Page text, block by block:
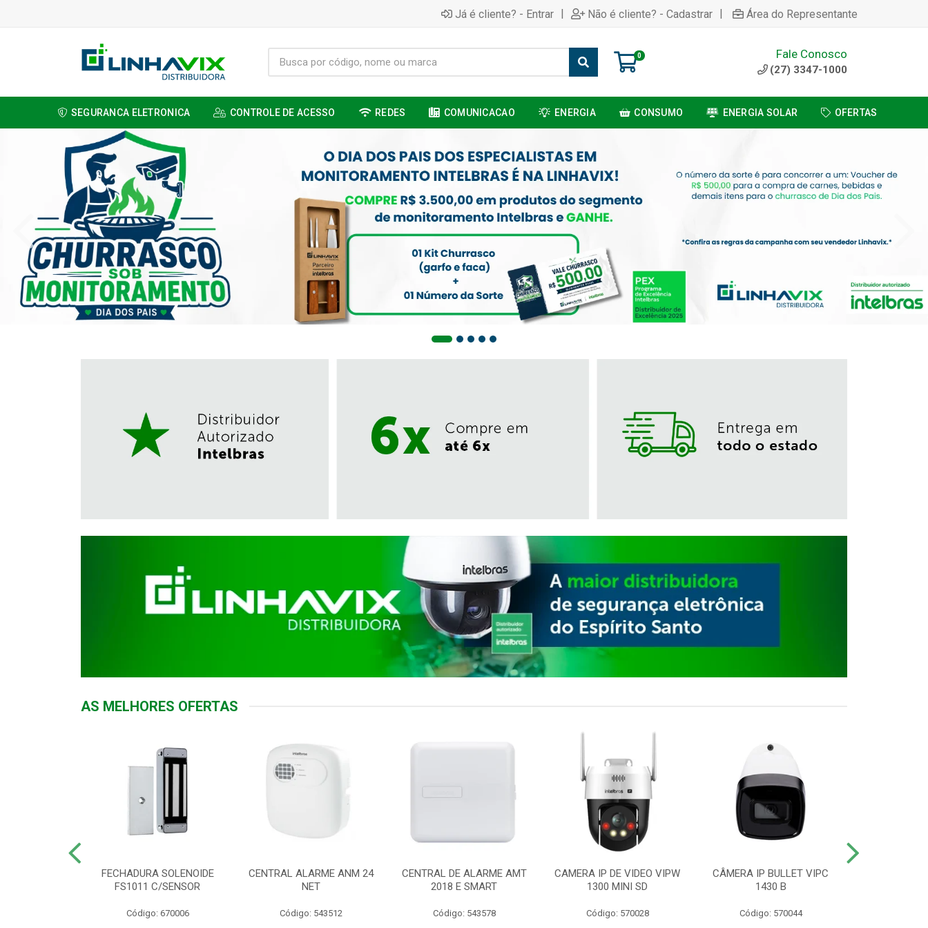
Já é cliente? - Entrar | Não é cliente? - Cadastrar | Área do Representante
0 Fale Conosco
(27) 3347-1000
SEGURANCA ELETRONICA CONTROLE DE ACESSO REDES COMUNICACAO ENERGIA CONSUMO ENERGIA SOLAR OFERTAS
AS MELHORES OFERTAS
FECHADURA SOLENOIDE
FS1011 C/SENSOR
Código: 670006
CENTRAL ALARME ANM 24
NET
Código: 543512
CENTRAL DE ALARME AMT
2018 E SMART
Código: 543578
CAMERA IP DE VIDEO VIPW
1300 MINI SD
Código: 570028
CÂMERA IP BULLET VIPC
1430 B
Código: 570044